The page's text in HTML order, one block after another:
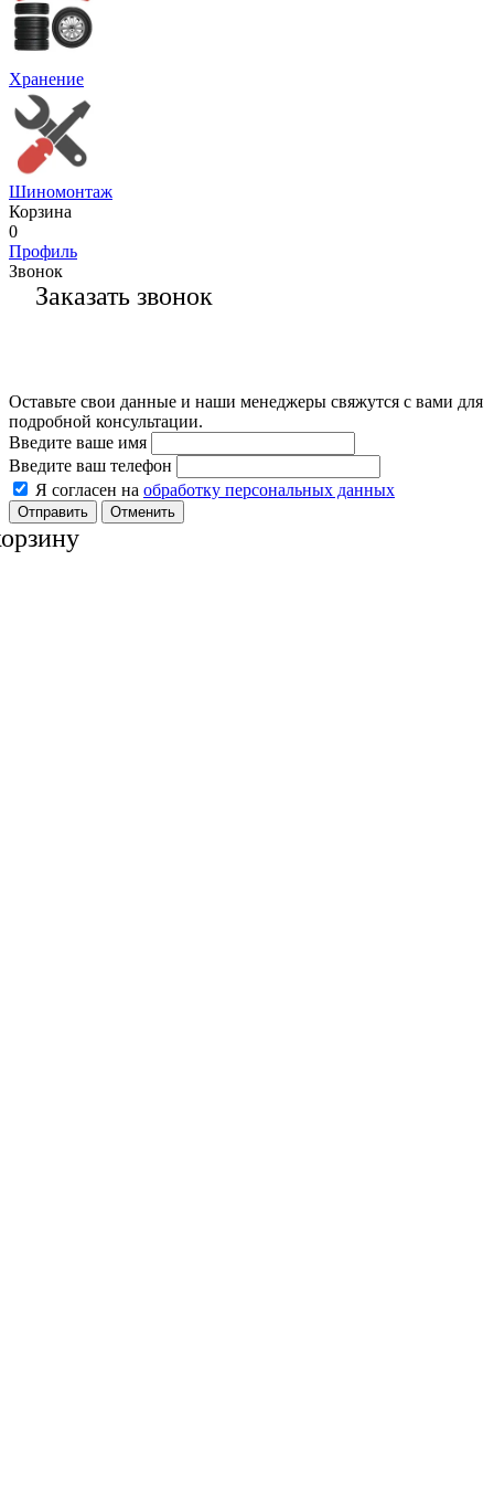
Хранение
Шиномонтаж
Корзина
0
Профиль
Звонок
Заказать звонок
Оставьте свои данные и наши менеджеры свяжутся с вами для
подробной консультации.
Введите ваше имя
Введите ваш телефон
Я согласен на обработку персональных данных
Отменить